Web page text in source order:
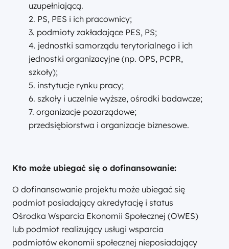
uzupełniającą.
2. PS, PES i ich pracownicy;
3. podmioty zakładające PES, PS;
4. jednostki samorządu terytorialnego i ich
jednostki organizacyjne (np. OPS, PCPR,
szkoły);
5. instytucje rynku pracy;
6. szkoły i uczelnie wyższe, ośrodki badawcze;
7. organizacje pozarządowe;
przedsiębiorstwa i organizacje biznesowe.
Kto może ubiegać się o dofinansowanie:
O dofinansowanie projektu może ubiegać się
podmiot posiadający akredytację i status
Ośrodka Wsparcia Ekonomii Społecznej (OWES)
lub podmiot realizujący usługi wsparcia
podmiotów ekonomii społecznej nieposiadający